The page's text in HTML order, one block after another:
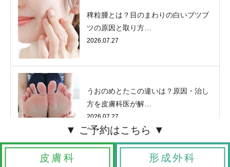
稗粒腫とは？目のまわりの白いブツブ
ツの原因と取り方…
2026.07.27
うおのめとたこの違いは？原因・治し
方を皮膚科医が解…
2026.07.27
皮膚科 形成外科